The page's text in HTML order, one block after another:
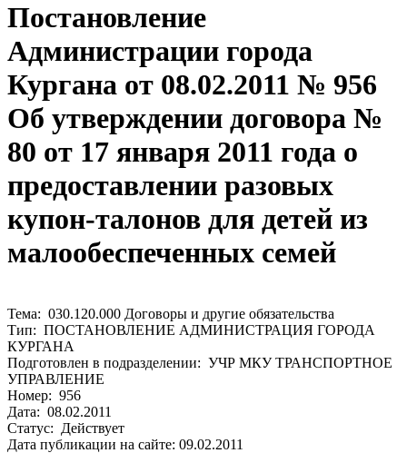
Постановление
Администрации города
Кургана от 08.02.2011 № 956
Об утверждении договора №
80 от 17 января 2011 года о
предоставлении разовых
купон-талонов для детей из
малообеспеченных семей
Тема: 030.120.000 Договоры и другие обязательства
Тип: ПОСТАНОВЛЕНИЕ АДМИНИСТРАЦИЯ ГОРОДА
КУРГАНА
Подготовлен в подразделении: УЧР МКУ ТРАНСПОРТНОЕ
УПРАВЛЕНИЕ
Номер: 956
Дата: 08.02.2011
Статус: Действует
Дата публикации на сайте: 09.02.2011